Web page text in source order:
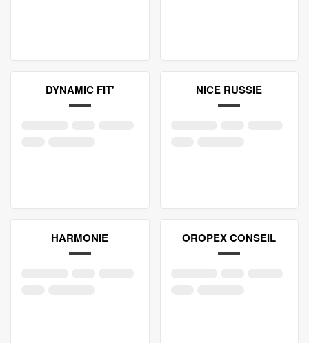
DYNAMIC FIT' NICE RUSSIE
HARMONIE OROPEX CONSEIL